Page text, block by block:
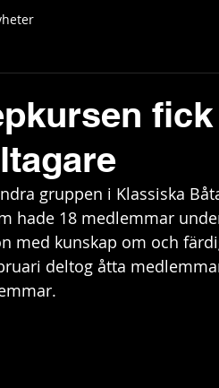
gruppen i Klassiska
hade 18 medlemmar
med kunskap om och
deltog åtta